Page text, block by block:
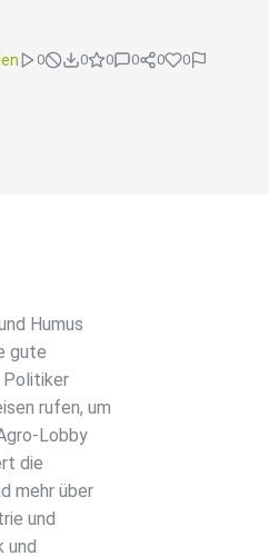
0 0 0 0 0 0
Humus
gute
Politiker
rufen, um
Lobby
die
mehr über
und
und